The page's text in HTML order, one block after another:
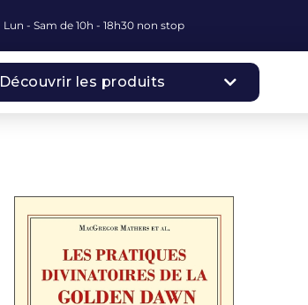
Lun - Sam de 10h - 18h30 non stop
Découvrir les produits